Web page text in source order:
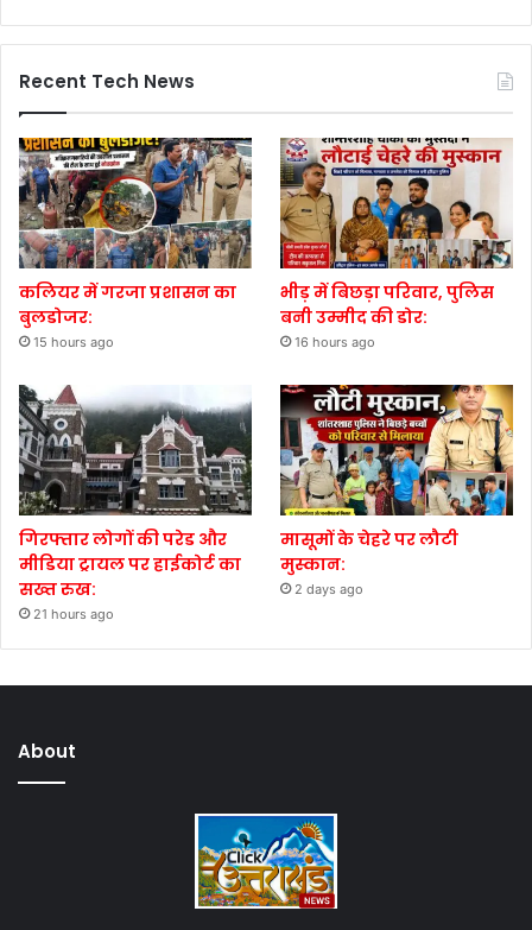
Recent Tech News
कलियर में गरजा प्रशासन का
बुलडोजर:
15 hours ago
भीड़ में बिछड़ा परिवार, पुलिस
बनी उम्मीद की डोर:
16 hours ago
गिरफ्तार लोगों की परेड और
मीडिया ट्रायल पर हाईकोर्ट का
सख्त रुख:
21 hours ago
मासूमों के चेहरे पर लौटी
मुस्कान:
2 days ago
About